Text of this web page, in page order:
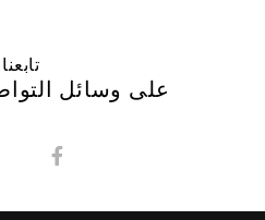
تابعنا
على وسائل